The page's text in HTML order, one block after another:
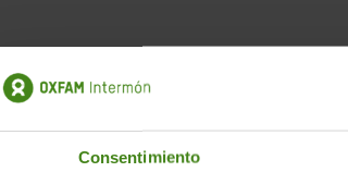
Consentimiento